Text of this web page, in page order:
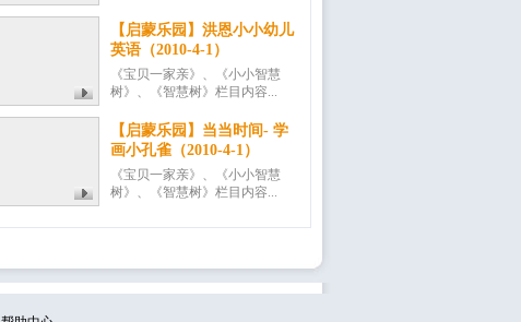
【启蒙乐园】洪恩小小幼儿
英语（2010-4-1）
《宝贝一家亲》、《小小智慧
树》、《智慧树》栏目内容...
【启蒙乐园】当当时间- 学
画小孔雀（2010-4-1）
《宝贝一家亲》、《小小智慧
树》、《智慧树》栏目内容...